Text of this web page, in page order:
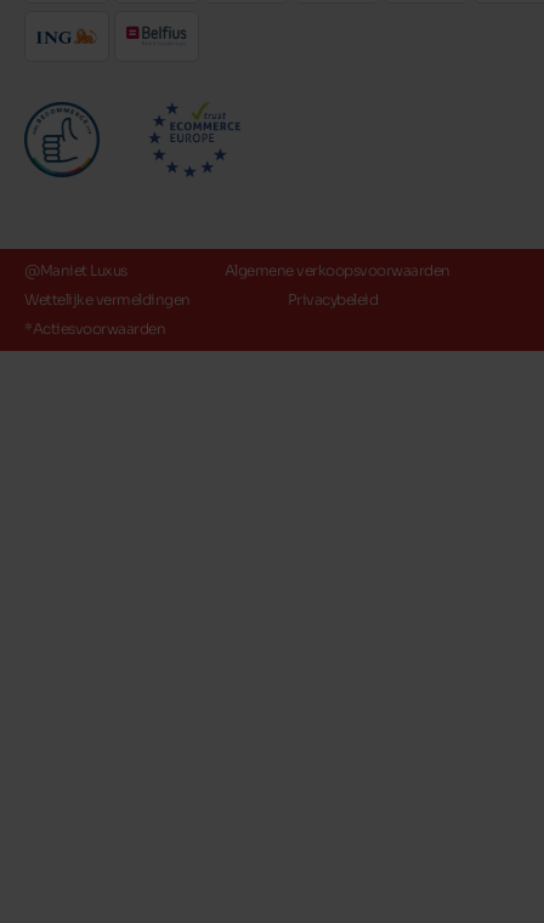
@Maniet Luxus
Algemene verkoopsvoorwaarden
Wettelijke vermeldingen
Privacybeleid
*Actiesvoorwaarden